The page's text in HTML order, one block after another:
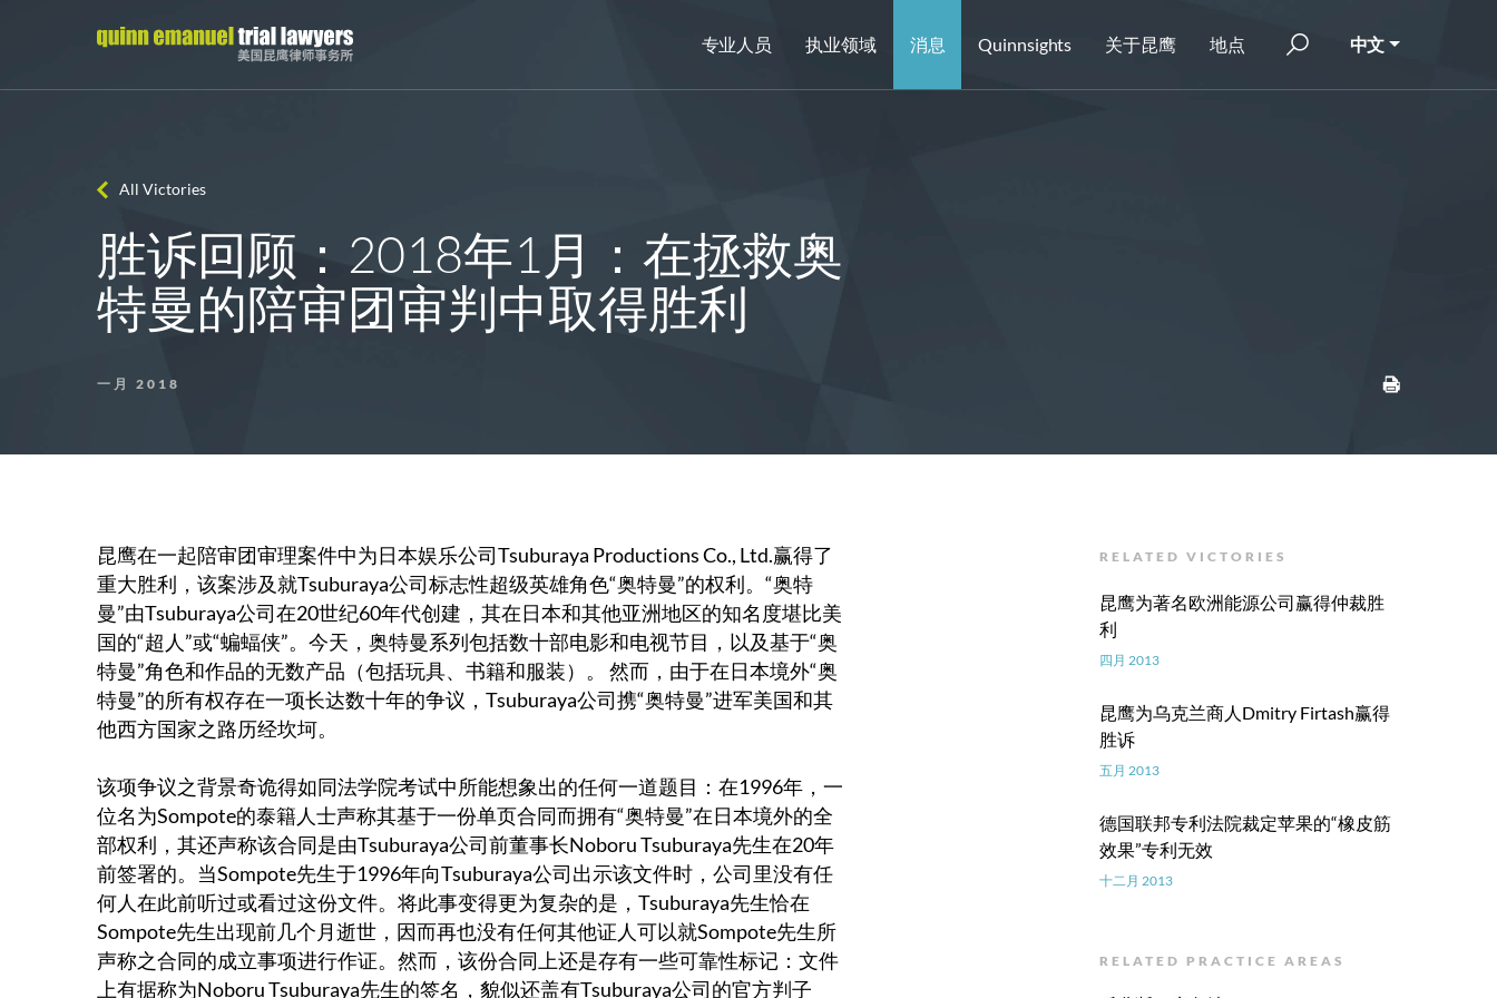
专业人员 执业领域 消息 Quinnsights 关于昆鹰 地点 中文
All Victories
胜诉回顾：2018年1月：在拯救奥
特曼的陪审团审判中取得胜利
一月 2018
昆鹰在一起陪审团审理案件中为日本娱乐公司Tsuburaya Productions Co., Ltd.赢得了
重大胜利，该案涉及就Tsuburaya公司标志性超级英雄角色“奥特曼”的权利。“奥特
曼”由Tsuburaya公司在20世纪60年代创建，其在日本和其他亚洲地区的知名度堪比美
国的“超人”或“蝙蝠侠”。今天，奥特曼系列包括数十部电影和电视节目，以及基于“奥
特曼”角色和作品的无数产品（包括玩具、书籍和服装）。 然而，由于在日本境外“奥
特曼”的所有权存在一项长达数十年的争议，Tsuburaya公司携“奥特曼”进军美国和其
他西方国家之路历经坎坷。
该项争议之背景奇诡得如同法学院考试中所能想象出的任何一道题目：在1996年，一
位名为Sompote的泰籍人士声称其基于一份单页合同而拥有“奥特曼”在日本境外的全
部权利，其还声称该合同是由Tsuburaya公司前董事长Noboru Tsuburaya先生在20年
前签署的。当Sompote先生于1996年向Tsuburaya公司出示该文件时，公司里没有任
何人在此前听过或看过这份文件。将此事变得更为复杂的是，Tsuburaya先生恰在
Sompote先生出现前几个月逝世，因而再也没有任何其他证人可以就Sompote先生所
声称之合同的成立事项进行作证。然而，该份合同上还是存有一些可靠性标记：文件
上有据称为Noboru Tsuburaya先生的签名，貌似还盖有Tsuburaya公司的官方判子
RELATED VICTORIES
昆鹰为著名欧洲能源公司赢得仲裁胜
利
四月 2013
昆鹰为乌克兰商人Dmitry Firtash赢得
胜诉
五月 2013
德国联邦专利法院裁定苹果的“橡皮筋
效果”专利无效
十二月 2013
RELATED PRACTICE AREAS